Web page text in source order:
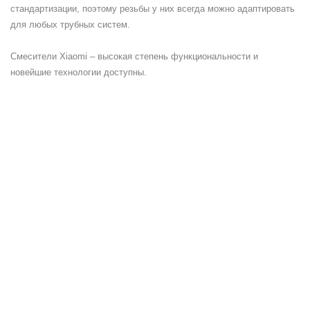
стандартизации, поэтому резьбы у них всегда можно адаптировать
для любых трубных систем.
Смесители Xiaomi – высокая степень функциональности и
новейшие технологии доступны.